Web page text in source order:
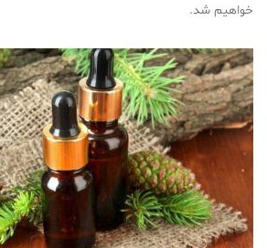
خواهیم شد.